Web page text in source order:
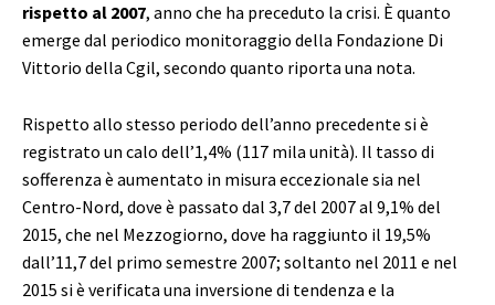
rispetto al 2007, anno che ha preceduto la crisi. È quanto
emerge dal periodico monitoraggio della Fondazione Di
Vittorio della Cgil, secondo quanto riporta una nota.
Rispetto allo stesso periodo dell’anno precedente si è
registrato un calo dell’1,4% (117 mila unità). Il tasso di
sofferenza è aumentato in misura eccezionale sia nel
Centro-Nord, dove è passato dal 3,7 del 2007 al 9,1% del
2015, che nel Mezzogiorno, dove ha raggiunto il 19,5%
dall’11,7 del primo semestre 2007; soltanto nel 2011 e nel
2015 si è verificata una inversione di tendenza e la